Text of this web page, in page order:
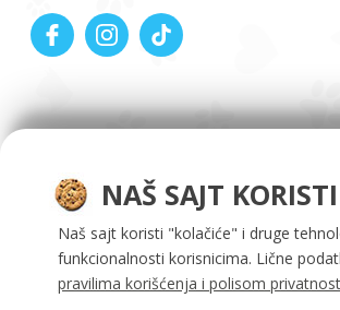
NAŠ SAJT
Naš sajt koristi "kolačiće" i druge
funkcionalnosti korisnicima. Lične
pravilima korišćenja i polisom